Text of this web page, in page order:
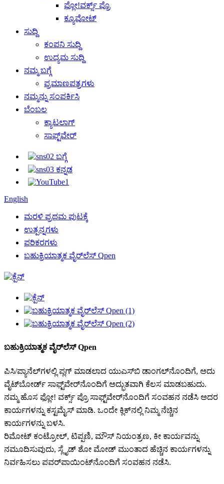
ಫ್ಲೋ!ವರ್ಕ್ಸ್ ಪ್ರೊ
ಕ್ಯೂವೋಟ್
ಸುದ್ದಿ
ಕಂಪನಿ ಸುದ್ದಿ
ಉದ್ಯಮ ಸುದ್ದಿ
ನಮ್ಮ ಬಗ್ಗೆ
ಪ್ರಮಾಣಪತ್ರಗಳು
ನಮ್ಮನ್ನು ಸಂಪರ್ಕಿಸಿ
ಬೆಂಬಲ
ಕ್ಯಾಟಲಾಗ್
ಸಾಫ್ಟ್‌ವೇರ್
English
ಮರಳಿ ಪ್ರಥಮ ಪುಟಕ್ಕೆ
ಉತ್ಪನ್ನಗಳು
ಪರಿಕರಗಳು
ಬಹುಕ್ರಿಯಾತ್ಮಕ ವೈರ್‌ಲೆಸ್ Qpen
ಬಹುಕ್ರಿಯಾತ್ಮಕ ವೈರ್‌ಲೆಸ್ Qpen
ಪಿಸಿ/ಪ್ಯಾನೆಲ್‌ಗಳಲ್ಲಿ ಪ್ಲಗ್ ಮಾಡಲಾದ ಯುಎಸ್‌ಬಿ ಡಾಂಗಲ್‌ನೊಂದಿಗೆ, ಅದು
ವೈಟ್‌ಬೋರ್ಡ್ ಸಾಫ್ಟ್‌ವೇರ್‌ನೊಂದಿಗೆ ಅದ್ಭುತವಾಗಿ ಕೆಲಸ ಮಾಡಬಹುದು.
ನಮ್ಮ ಹೊಸ ಫ್ಲೋ! ವರ್ಕ್ಸ್ ಪ್ರೊ ಸಾಫ್ಟ್‌ವೇರ್‌ನೊಂದಿಗೆ ಸಂವಹನ ನಡೆಸಿ ಅದರ
ಕಾರ್ಯಗಳನ್ನು ಕಸ್ಟಮೈಸ್ ಮಾಡಿ. ಒಂದೇ ಕ್ಲಿಕ್‌ನಲ್ಲಿ ನಿಮ್ಮ ನೆಚ್ಚಿನ
ಕಾರ್ಯಗಳನ್ನು ಬಳಸಿ.
ರಿಮೋಟ್ ಕಂಟ್ರೋಲ್, ಟಿಪ್ಪಣಿ, ಮೌಸ್ ನಿಯಂತ್ರಣ, ಕೀ ಕಾರ್ಯವನ್ನು
ನಮೂದಿಸುವುದು, ಸ್ಲೈಡ್ ಶೋ ಮೋಡ್ ಮುಂತಾದ ಹೆಚ್ಚಿನ ಕಾರ್ಯಗಳನ್ನು
ನಿರ್ವಹಿಸಲು ಪವರ್‌ಪಾಯಿಂಟ್‌ನೊಂದಿಗೆ ಸಂವಹನ ನಡೆಸಿ.